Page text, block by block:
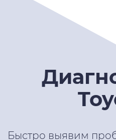
Быстро выявим